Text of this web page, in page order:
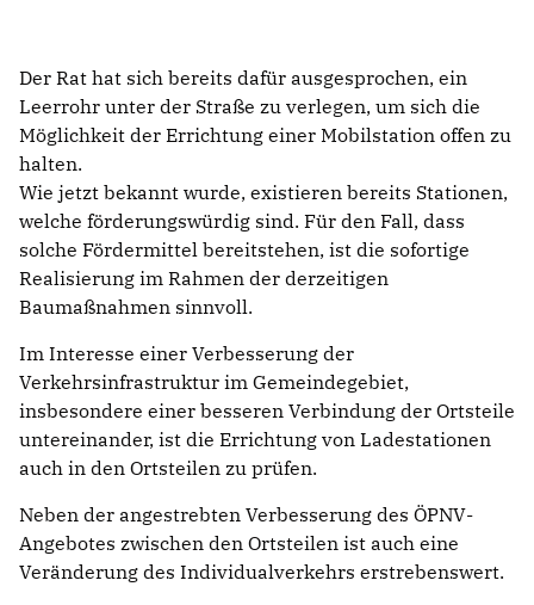
Der Rat hat sich bereits dafür ausgesprochen, ein
Leerrohr unter der Straße zu verlegen, um sich die
Möglichkeit der Errichtung einer Mobilstation offen zu
halten.
Wie jetzt bekannt wurde, existieren bereits Stationen,
welche förderungswürdig sind. Für den Fall, dass
solche Fördermittel bereitstehen, ist die sofortige
Realisierung im Rahmen der derzeitigen
Baumaßnahmen sinnvoll.
Im Interesse einer Verbesserung der
Verkehrsinfrastruktur im Gemeindegebiet,
insbesondere einer besseren Verbindung der Ortsteile
untereinander, ist die Errichtung von Ladestationen
auch in den Ortsteilen zu prüfen.
Neben der angestrebten Verbesserung des ÖPNV-
Angebotes zwischen den Ortsteilen ist auch eine
Veränderung des Individualverkehrs erstrebenswert.